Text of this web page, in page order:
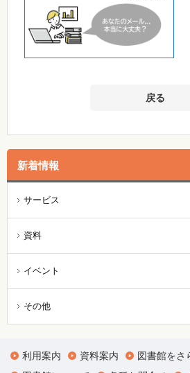
戻る
新着情報
サービス
資料
イベント
その他
利用案内 資料案内
図書館をさ